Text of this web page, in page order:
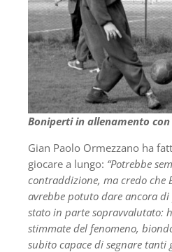
Boniperti in allenamento
Gian Paolo Ormezzano ha
giocare a lungo: “Potrebbe
contraddizione, ma credo che
avrebbe potuto dare ancora di
stato in parte sopravvalutato:
stimmate del fenomeno,
subito capace di segnare tanti